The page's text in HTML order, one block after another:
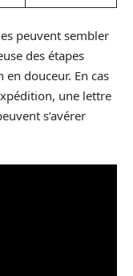
peuvent sembler
des étapes
douceur. En cas
une lettre
s’avérer